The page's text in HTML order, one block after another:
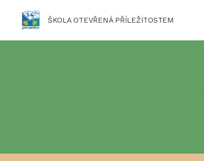
ŠKOLA OTEVŘENÁ PŘÍLEŽITOSTEM